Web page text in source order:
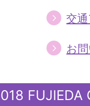
交
お
FUJIEDA